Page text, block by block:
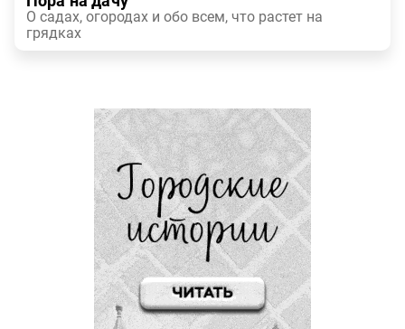
О садах, огородах и обо всем, что растет на
грядках